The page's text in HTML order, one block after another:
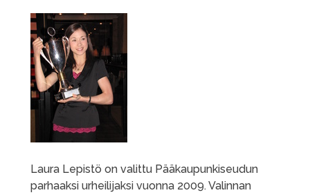
Laura Lepistö on valittu Pääkaupunkiseudun
parhaaksi urheilijaksi vuonna 2009. Valinnan